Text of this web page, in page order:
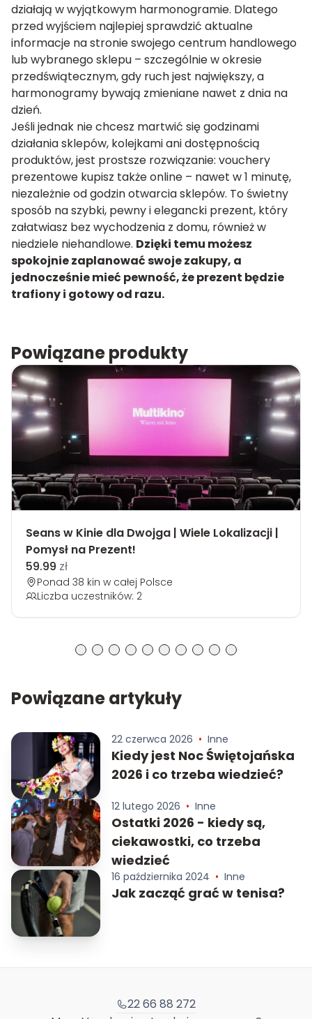
działają w wyjątkowym harmonogramie. Dlatego
przed wyjściem najlepiej sprawdzić aktualne
informacje na stronie swojego centrum handlowego
lub wybranego sklepu – szczególnie w okresie
przedświątecznym, gdy ruch jest największy, a
harmonogramy bywają zmieniane nawet z dnia na
dzień.
Jeśli jednak nie chcesz martwić się godzinami
działania sklepów, kolejkami ani dostępnością
produktów, jest prostsze rozwiązanie: vouchery
prezentowe kupisz także online – nawet w 1 minutę,
niezależnie od godzin otwarcia sklepów. To świetny
sposób na szybki, pewny i elegancki prezent, który
załatwiasz bez wychodzenia z domu, również w
niedziele niehandlowe. Dzięki temu możesz
spokojnie zaplanować swoje zakupy, a
jednocześnie mieć pewność, że prezent będzie
trafiony i gotowy od razu.
Powiązane produkty
Seans w Kinie dla Dwojga | Wiele Lokalizacji |
Pomysł na Prezent!
59.99 zł
Ponad 38 kin w całej Polsce
Liczba uczestników: 2
Powiązane artykuły
22 czerwca 2026 • Inne
Kiedy jest Noc Świętojańska
2026 i co trzeba wiedzieć?
12 lutego 2026 • Inne
Ostatki 2026 - kiedy są,
ciekawostki, co trzeba
wiedzieć
16 października 2024 • Inne
Jak zacząć grać w tenisa?
22 66 88 272